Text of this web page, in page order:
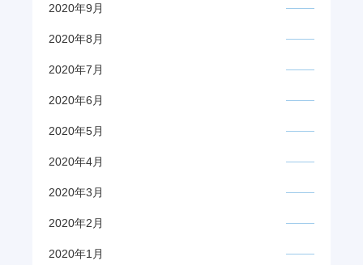
2020年9月
2020年8月
2020年7月
2020年6月
2020年5月
2020年4月
2020年3月
2020年2月
2020年1月